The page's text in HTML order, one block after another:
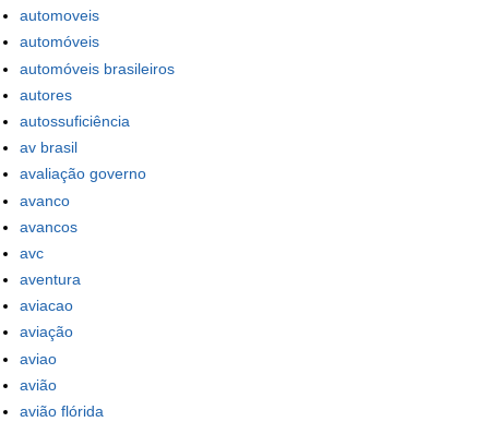
automoveis
automóveis
automóveis brasileiros
autores
autossuficiência
av brasil
avaliação governo
avanco
avancos
avc
aventura
aviacao
aviação
aviao
avião
avião flórida